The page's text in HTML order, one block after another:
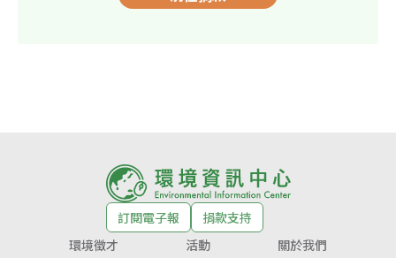
訂閱電子報
捐款支持
環境徵才
活動 關於我們